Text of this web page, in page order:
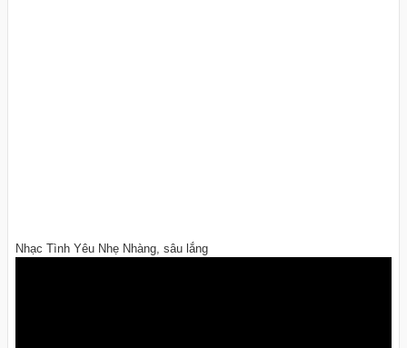
Nhạc Tình Yêu Nhẹ Nhàng, sâu lắng